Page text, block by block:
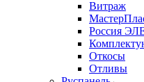
Витраж
Россия
Откосы
Отливы